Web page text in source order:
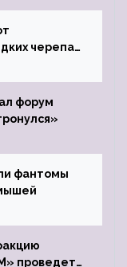
черепах
форум
фантомы
проведет